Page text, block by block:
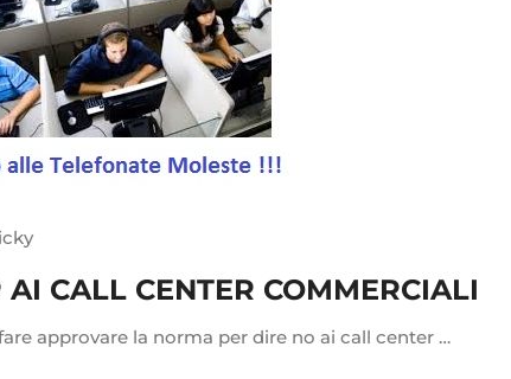
CALL CENTER COMMERCIALI
approvare la norma per dire no ai call center …